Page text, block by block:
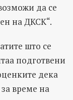
да се
на ДКСК“.
што се
подготвени
дека
време на